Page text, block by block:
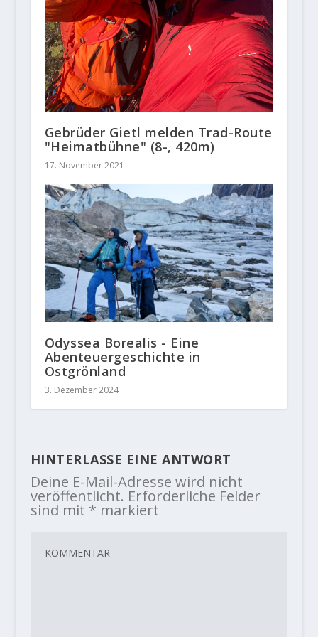
Gebrüder Gietl melden Trad-Route
"Heimatbühne" (8-, 420m)
17. November 2021
Odyssea Borealis - Eine
Abenteuergeschichte in
Ostgrönland
3. Dezember 2024
HINTERLASSE EINE ANTWORT
Deine E-Mail-Adresse wird nicht
veröffentlicht. Erforderliche Felder
sind mit * markiert